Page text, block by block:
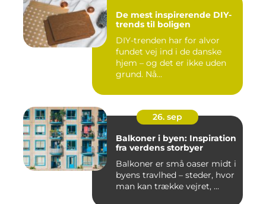
De mest inspirerende DIY-
trends til boligen
DIY-trenden har for alvor
fundet vej ind i de danske
hjem – og det er ikke uden
grund. Nå...
26. sep
Balkoner i byen: Inspiration
fra verdens storbyer
Balkoner er små oaser midt i
byens travlhed – steder, hvor
man kan trække vejret, ...